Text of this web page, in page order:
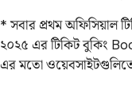
* সবার প্রথম অফিসিয়াল
২০২৫ এর টিকিট বুকিং
এর মতো